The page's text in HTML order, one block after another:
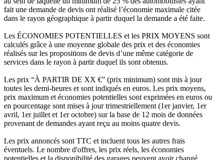
fait une demande de devis ont réalisé l’économie maximale citée
dans le rayon géographique à partir duquel la demande a été faite.
Les ÉCONOMIES POTENTIELLES et les PRIX MOYENS sont
calculés grâce à une moyenne globale des prix et des économies
réalisés sur les propositions de devis d’une même catégorie de
services dans le rayon à partir duquel ils sont obtenus.
Les prix “À PARTIR DE XX €” (prix minimum) sont mis à jour
toutes les demi-heures et sont indiqués en euros. Les prix moyens,
prix maximum et économies potentielles sont exprimées en euros ou
en pourcentage sont mises à jour trimestriellement (1er janvier, 1er
avril, 1er juillet et 1er octobre) sur la base de 12 mois de données
provenant de demandes ayant reçu au moins quatre devis.
Les prix annoncés sont TTC et incluent tous les autres frais
éventuels. Le nombre d'offres, les prix réels, les économies